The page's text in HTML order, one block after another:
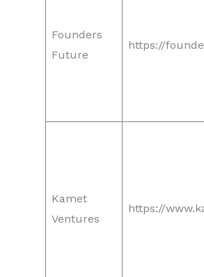
Founders
Future
https://
Kamet
Ventures
https://